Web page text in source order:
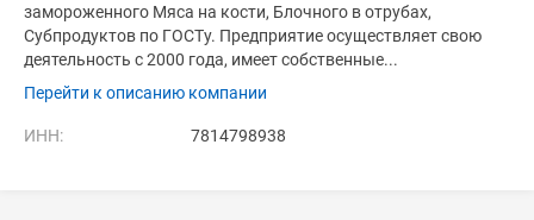
замороженного Мяса на кости, Блочного в отрубах,
Субпродуктов по ГОСТу. Предприятие осуществляет свою
деятельность с 2000 года, имеет собственные...
Перейти к описанию компании
ИНН: 7814798938